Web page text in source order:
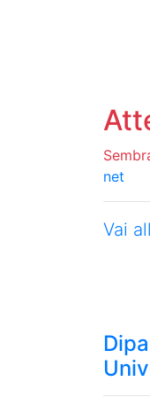
net
Vai